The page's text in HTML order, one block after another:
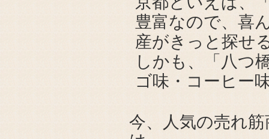
豊富なので、喜
産がきっと探せ
しかも、「八つ
ゴ味・コーヒー
今、人気の売れ筋